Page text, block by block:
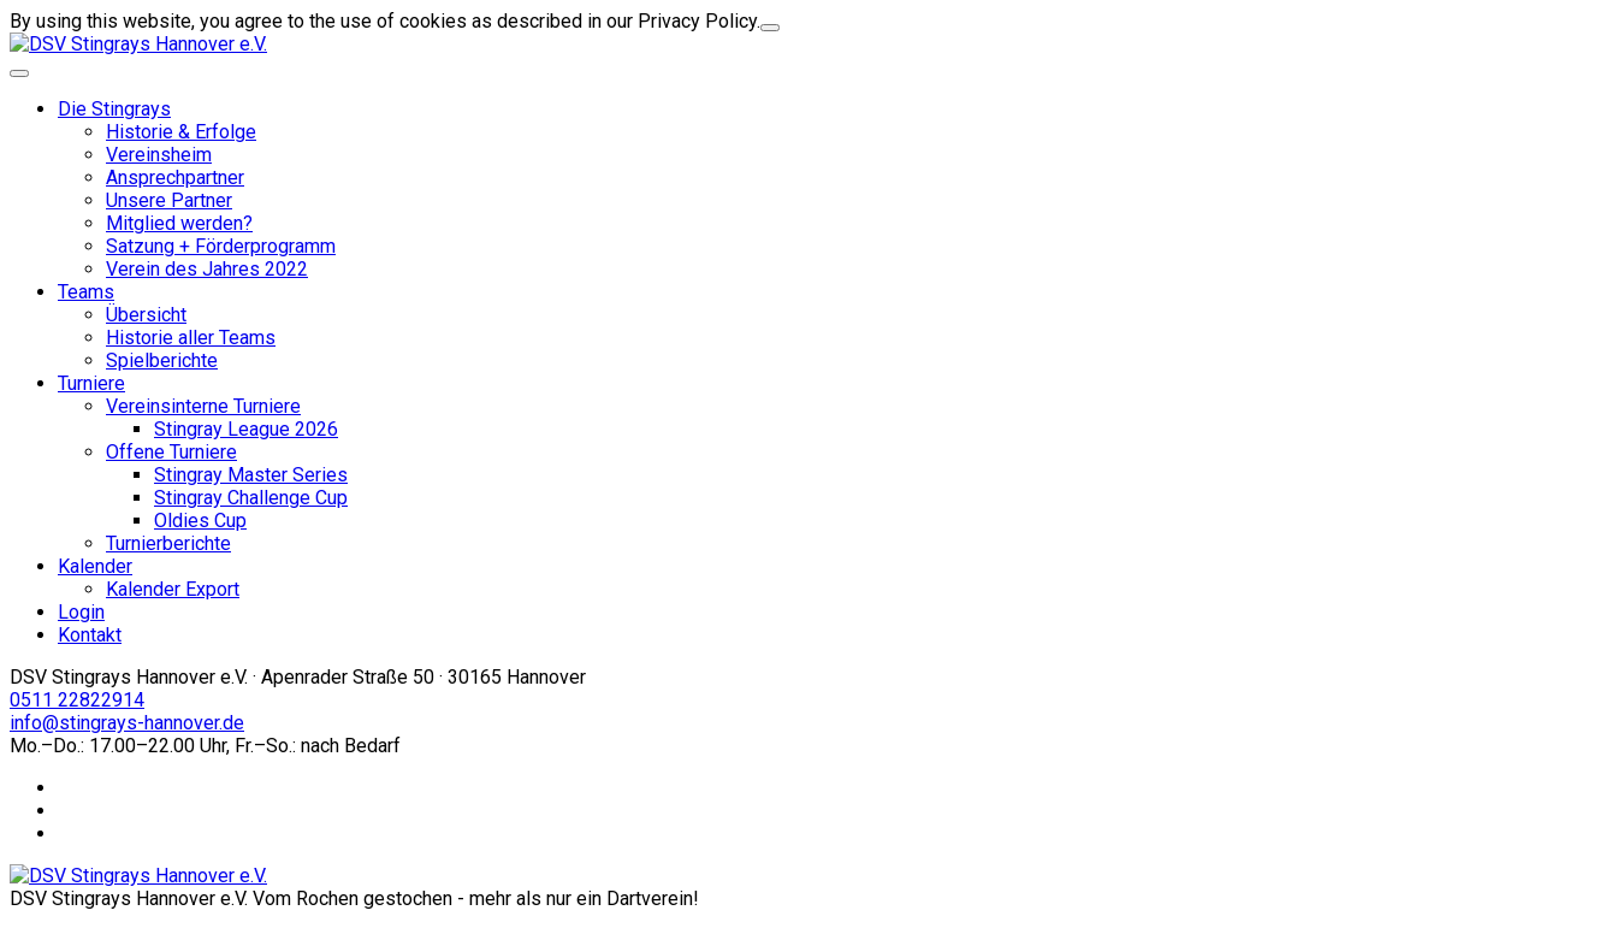
By using this website, you agree to the use of cookies as described in our Privacy Policy.
Die Stingrays
Historie & Erfolge
Vereinsheim
Ansprechpartner
Unsere Partner
Mitglied werden?
Satzung + Förderprogramm
Verein des Jahres 2022
Teams
Übersicht
Historie aller Teams
Spielberichte
Turniere
Vereinsinterne Turniere
Stingray League 2026
Offene Turniere
Stingray Master Series
Stingray Challenge Cup
Oldies Cup
Turnierberichte
Kalender
Kalender Export
Login
Kontakt
DSV Stingrays Hannover e.V. · Apenrader Straße 50 · 30165 Hannover
0511 22822914
info@stingrays-hannover.de
Mo.–Do.: 17.00–22.00 Uhr, Fr.–So.: nach Bedarf
DSV Stingrays Hannover e.V. Vom Rochen gestochen - mehr als nur ein Dartverein!